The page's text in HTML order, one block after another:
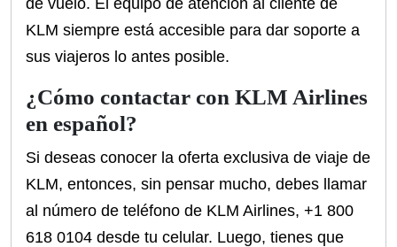
de vuelo. El equipo de atención al cliente de
KLM siempre está accesible para dar soporte a
sus viajeros lo antes posible.
¿Cómo contactar con KLM Airlines
en español?
Si deseas conocer la oferta exclusiva de viaje de
KLM, entonces, sin pensar mucho, debes llamar
al número de teléfono de KLM Airlines, +1 800
618 0104 desde tu celular. Luego, tienes que